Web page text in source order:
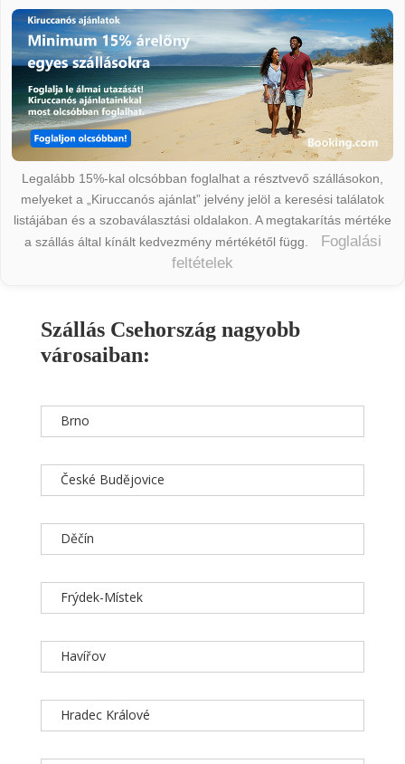
Legalább 15%-kal olcsóbban foglalhat a résztvevő szállásokon,
melyeket a „Kiruccanós ajánlat” jelvény jelöl a keresési találatok
listájában és a szobaválasztási oldalakon. A megtakarítás mértéke
a szállás által kínált kedvezmény mértékétől függ.
Foglalási
feltételek
Szállás Csehország nagyobb
városaiban:
Brno
České Budějovice
Děčín
Frýdek-Místek
Havířov
Hradec Králové